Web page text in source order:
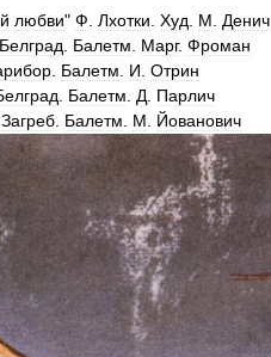
любви" Ф Лхотки Худ М
Денич
Белград Балетм Марг. Фроман
Балетм И Отрин
Балетм Д Парлич
Загреб Балетм М Йованович